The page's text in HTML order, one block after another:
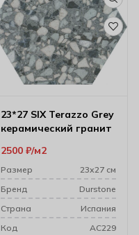
23*27 SIX Terazzo Grey
керамический гранит
2500 ₽ м2
Размер
23х27 см
Бренд
Durstone
Cтрана
Испания
Код
AC229